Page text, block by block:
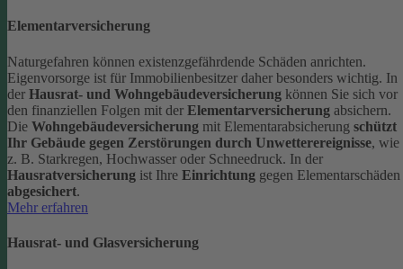
Elementarversicherung
Naturgefahren können existenzgefährdende Schäden anrichten.
Eigenvorsorge ist für Immobilienbesitzer daher besonders wichtig. In
der Hausrat- und Wohngebäudeversicherung können Sie sich vor
den finanziellen Folgen mit der Elementarversicherung absichern.
Die Wohngebäudeversicherung mit Elementarabsicherung schützt
Ihr Gebäude gegen Zerstörungen durch Unwetterereignisse, wie
z. B. Starkregen, Hochwasser oder Schneedruck. In der
Hausratversicherung ist Ihre Einrichtung gegen Elementarschäden
abgesichert.
Mehr erfahren
Hausrat- und Glasversicherung